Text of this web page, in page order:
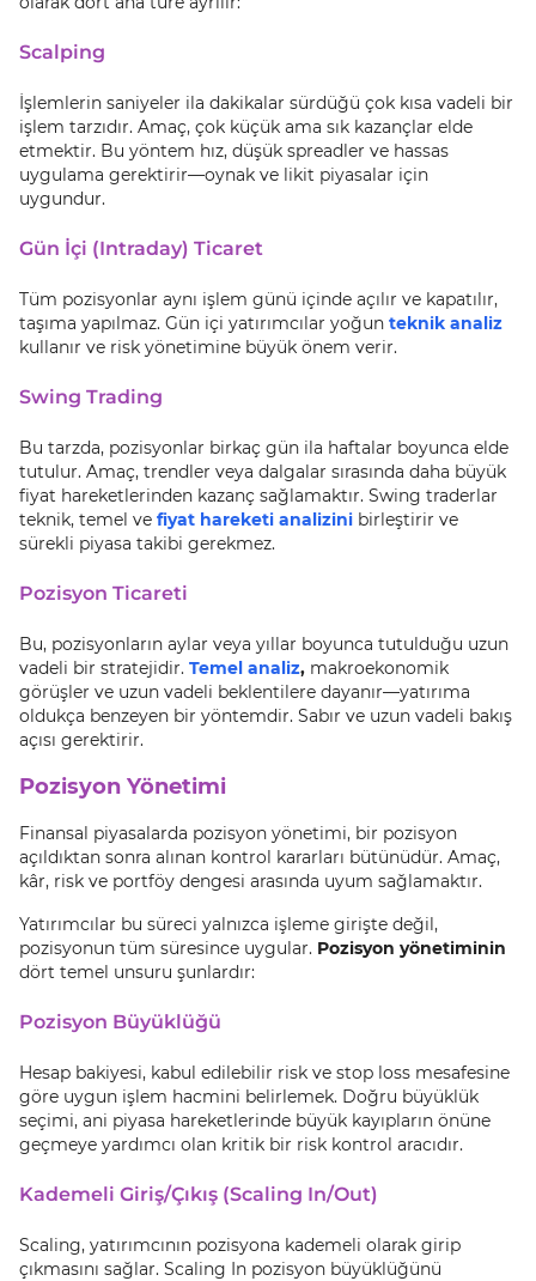
Scalping
İşlemlerin saniyeler ila dakikalar sürdüğü çok kısa vadeli bir
işlem tarzıdır. Amaç, çok küçük ama sık kazançlar elde
etmektir. Bu yöntem hız, düşük spreadler ve hassas
uygulama gerektirir—oynak ve likit piyasalar için
uygundur.
Gün İçi (Intraday) Ticaret
Tüm pozisyonlar aynı işlem günü içinde açılır ve kapatılır,
taşıma yapılmaz. Gün içi yatırımcılar yoğun teknik analiz
kullanır ve risk yönetimine büyük önem verir.
Swing Trading
Bu tarzda, pozisyonlar birkaç gün ila haftalar boyunca elde
tutulur. Amaç, trendler veya dalgalar sırasında daha büyük
fiyat hareketlerinden kazanç sağlamaktır. Swing traderlar
teknik, temel ve fiyat hareketi analizini birleştirir ve
sürekli piyasa takibi gerekmez.
Pozisyon Ticareti
Bu, pozisyonların aylar veya yıllar boyunca tutulduğu uzun
vadeli bir stratejidir. Temel analiz, makroekonomik
görüşler ve uzun vadeli beklentilere dayanır—yatırıma
oldukça benzeyen bir yöntemdir. Sabır ve uzun vadeli bakış
açısı gerektirir.
Pozisyon Yönetimi
Finansal piyasalarda pozisyon yönetimi, bir pozisyon
açıldıktan sonra alınan kontrol kararları bütünüdür. Amaç,
kâr, risk ve portföy dengesi arasında uyum sağlamaktır.
Yatırımcılar bu süreci yalnızca işleme girişte değil,
pozisyonun tüm süresince uygular. Pozisyon yönetiminin
dört temel unsuru şunlardır:
Pozisyon Büyüklüğü
Hesap bakiyesi, kabul edilebilir risk ve stop loss mesafesine
göre uygun işlem hacmini belirlemek. Doğru büyüklük
seçimi, ani piyasa hareketlerinde büyük kayıpların önüne
geçmeye yardımcı olan kritik bir risk kontrol aracıdır.
Kademeli Giriş/Çıkış (Scaling In/Out)
Scaling, yatırımcının pozisyona kademeli olarak girip
çıkmasını sağlar. Scaling In pozisyon büyüklüğünü